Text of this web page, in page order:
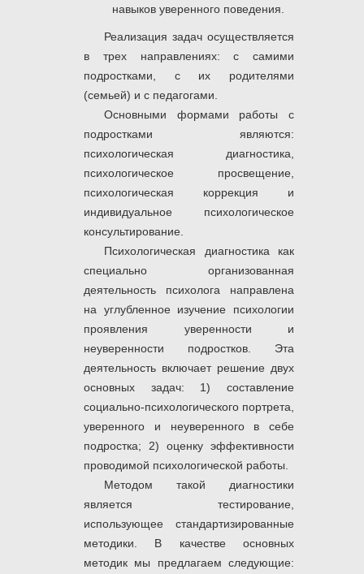
навыков уверенного поведения.
Реализация задач осуществляется
в трех направлениях: с самими
подростками, с их родителями
(семьей) и с педагогами.
Основными формами работы
с
подростками являются:
психологическая диагностика,
психологическое просвещение,
психологическая коррекция и
индивидуальное психологическое
консультирование.
Психологическая диагностика как
специально организованная
деятельность психолога направлена
на углубленное изучение психологии
проявления уверенности и
неуверенности подростков. Эта
деятельность включает решение двух
основных задач: 1) составление
социально-психологического портрета,
уверенного и неуверенного в себе
подростка; 2) оценку эффективности
проводимой психологической работы.
Методом такой диагностики
является тестирование,
использующее стандартизированные
методики. В качестве основных
методик мы предлагаем следующие: